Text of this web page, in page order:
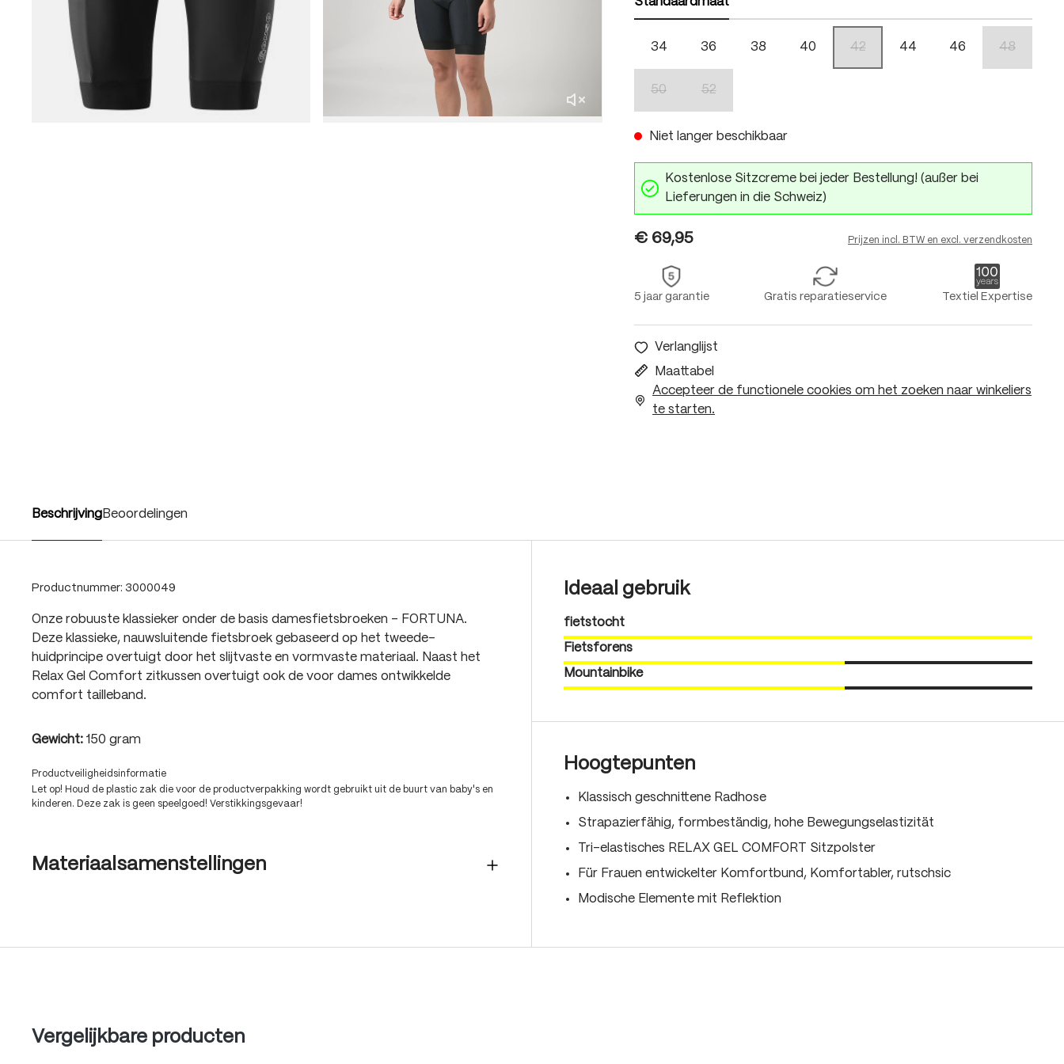
34 36 38 40 42 44 46 48
50 52
Niet langer beschikbaar
Kostenlose Sitzcreme bei jeder Bestellung! (außer bei
Lieferungen in die Schweiz)
€ 69,95 Prijzen incl. BTW en excl. verzendkosten
5 jaar garantie Gratis reparatieservice Textiel Expertise
Verlanglijst
Maattabel
Accepteer de functionele cookies om het zoeken naar winkeliers
te starten.
Beschrijving Beoordelingen
Productnummer: 3000049
Onze robuuste klassieker onder de basis damesfietsbroeken - FORTUNA.
Deze klassieke, nauwsluitende fietsbroek gebaseerd op het tweede-
huidprincipe overtuigt door het slijtvaste en vormvaste materiaal. Naast het
Relax Gel Comfort zitkussen overtuigt ook de voor dames ontwikkelde
comfort tailleband.
Gewicht: 150 gram
Productveiligheidsinformatie
Let op! Houd de plastic zak die voor de productverpakking wordt gebruikt uit de buurt van baby's en
kinderen. Deze zak is geen speelgoed! Verstikkingsgevaar!
Materiaalsamenstellingen
Ideaal gebruik
fietstocht
Fietsforens
Mountainbike
Hoogtepunten
Klassisch geschnittene Radhose
Strapazierfähig, formbeständig, hohe Bewegungselastizität
Tri-elastisches RELAX GEL COMFORT Sitzpolster
Für Frauen entwickelter Komfortbund, Komfortabler, rutschsic
Modische Elemente mit Reflektion
Produktgalerie überspringen
Vergelijkbare producten